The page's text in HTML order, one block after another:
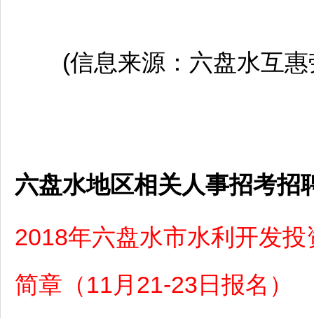
(信息来源： 六盘水互
六盘水地区相关人事招考招
2018年六盘水市水利开发
简章（11月21-23日报名）